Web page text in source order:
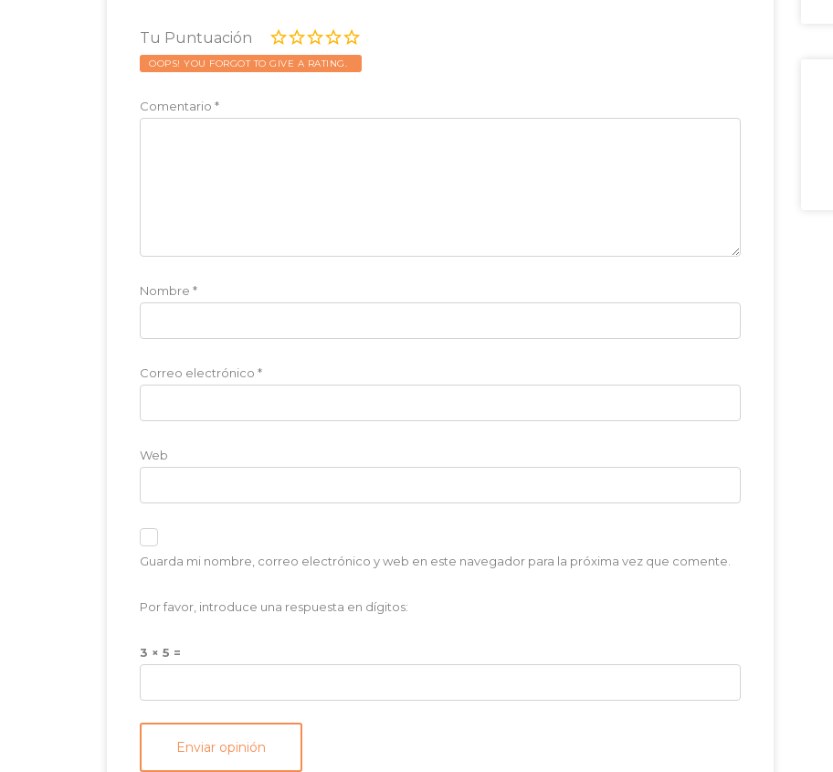
Tu Puntuación
OOPS! YOU FORGOT TO GIVE A RATING.
Comentario *
Nombre *
Correo electrónico *
Web
Guarda mi nombre, correo electrónico y web en este navegador para la próxima vez que comente.
Por favor, introduce una respuesta en dígitos:
3 × 5 =